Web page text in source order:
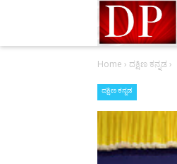
Home › ದಕ್ಷಿಣ ಕನ್ನಡ›
ದಕ್ಷಿಣ ಕನ್ನಡ